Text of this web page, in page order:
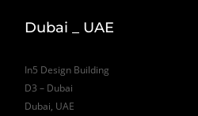
Dubai _ UAE
In5 Design Building
D3 – Dubai
Dubai, UAE